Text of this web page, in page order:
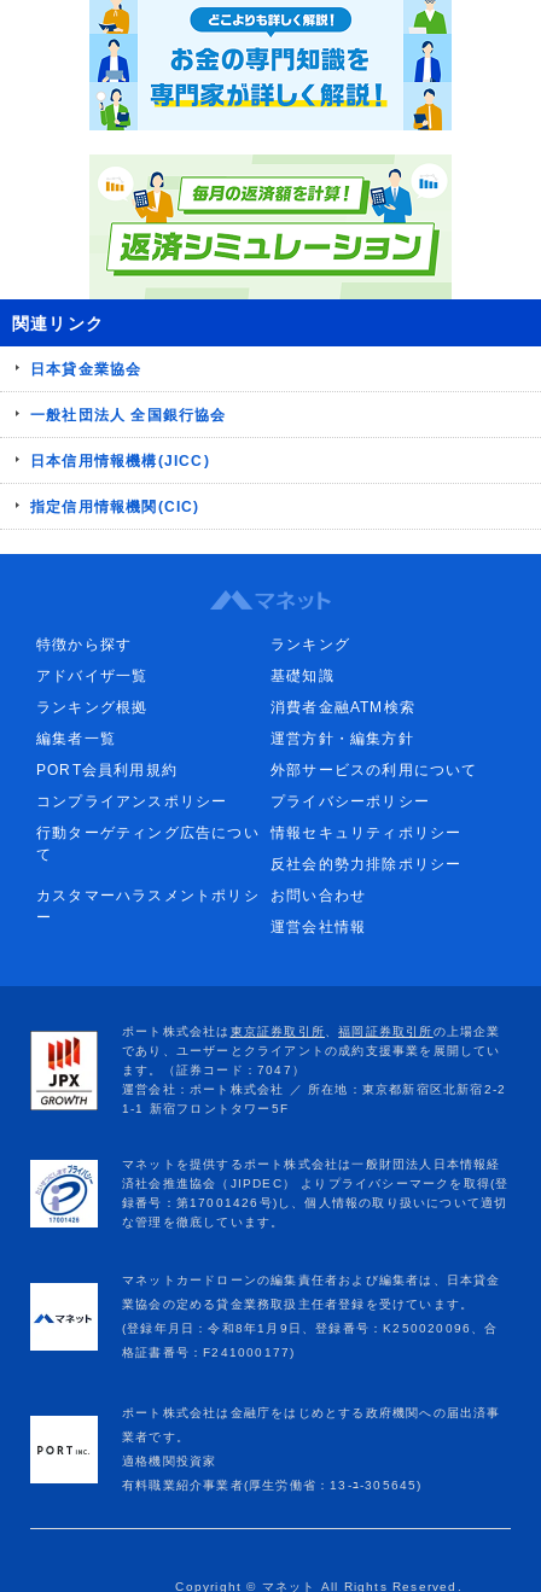
関連リンク
日本貸金業協会
一般社団法人 全国銀行協会
日本信用情報機構(JICC)
指定信用情報機関(CIC)
特徴から探す
ランキング
アドバイザ一覧
基礎知識
ランキング根拠
消費者金融ATM検索
編集者一覧
運営方針・編集方針
PORT会員利用規約
外部サービスの利用について
コンプライアンスポリシー
プライバシーポリシー
行動ターゲティング広告につい
て
情報セキュリティポリシー
反社会的勢力排除ポリシー
カスタマーハラスメントポリシ
ー
お問い合わせ
運営会社情報
マネットカードローンの編集責任者および編集者は、日本貸金
業協会の定める貸金業務取扱主任者登録を受けています。
(登録年月日：令和8年1月9日、登録番号：K250020096、合
格証書番号：F241000177)
ポート株式会社は金融庁をはじめとする政府機関への届出済事
業者です。
適格機関投資家
有料職業紹介事業者(厚生労働省：13-ﾕ-305645)